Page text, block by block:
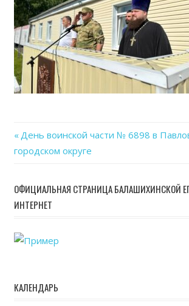
Навигация
записям
Previous
Post:
День воинской части № 6898 в
городском округе
ОФИЦИАЛЬНАЯ СТРАНИЦА БАЛАШИХИНСКОЙ
ИНТЕРНЕТ
КАЛЕНДАРЬ